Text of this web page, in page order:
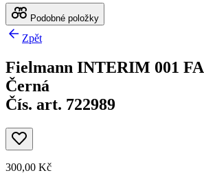
Podobné položky
Zpět
Fielmann INTERIM 001 FA
Černá
Čís. art. 722989
300,00 Kč